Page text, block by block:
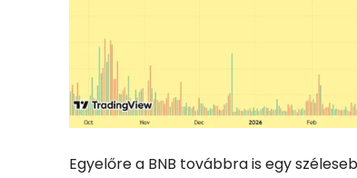
Egyelőre a BNB továbbra is egy